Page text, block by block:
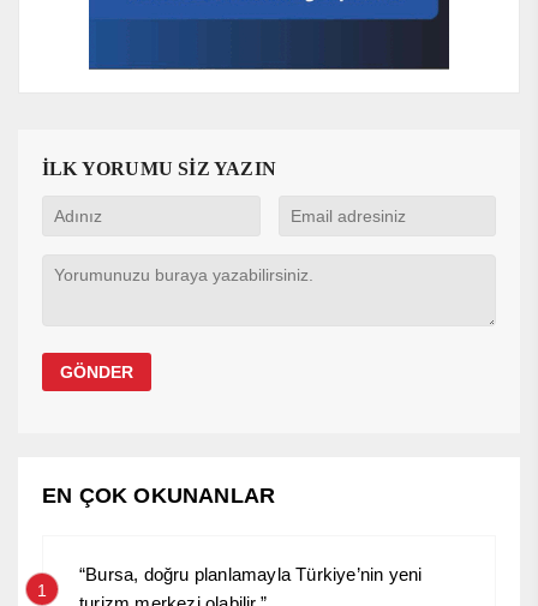
İLK YORUMU SİZ YAZIN
EN ÇOK OKUNANLAR
1
“Bursa, doğru planlamayla Türkiye’nin yeni